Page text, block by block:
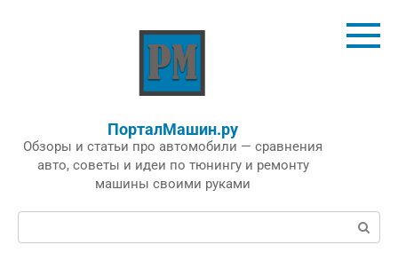
ПорталМашин.ру
Обзоры и статьи про автомобили — сравнения
авто, советы и идеи по тюнингу и ремонту
машины своими руками
Поиск: